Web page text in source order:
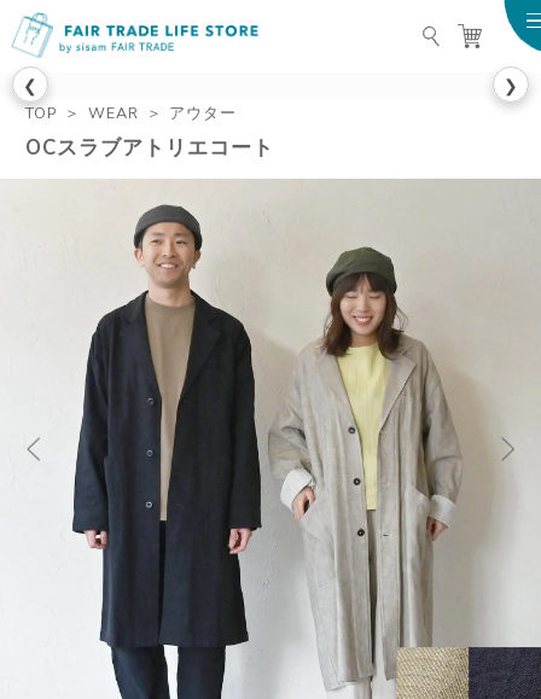
FAIR TRADE LIFE
❮ ❯
TOP WEAR アウター
OCスラブアトリエコート